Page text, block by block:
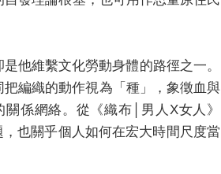
編織的動作視為「種」，象徵血與
係網絡。從《織布│男人X女人》
也關乎個人如何在宏大時間尺度當